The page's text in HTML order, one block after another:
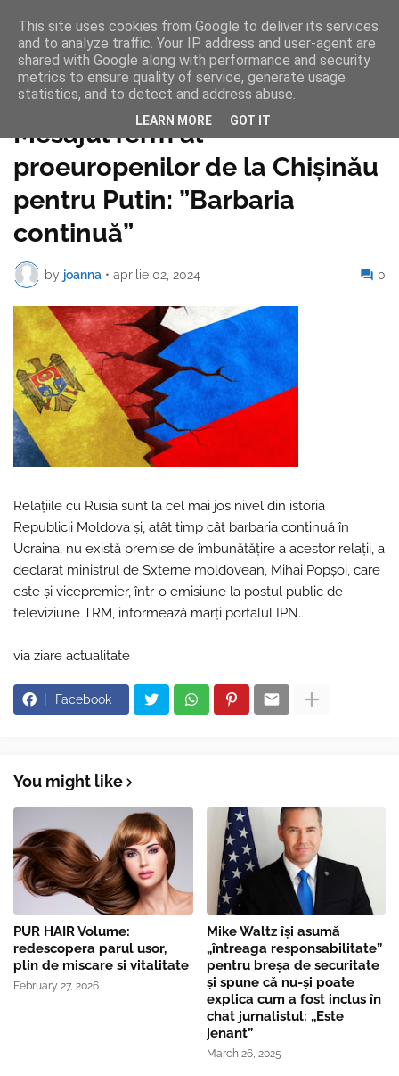
Pagina de pornire
Mesajul ferm al
proeuropenilor de la Chișinău
pentru Putin: ”Barbaria
continuă”
by joanna • aprilie 02, 2024 0
Relaţiile cu Rusia sunt la cel mai jos nivel din istoria
Republicii Moldova şi, atât timp cât barbaria continuă în
Ucraina, nu există premise de îmbunătăţire a acestor relaţii, a
declarat ministrul de Sxterne moldovean, Mihai Popşoi, care
este şi vicepremier, într-o emisiune la postul public de
televiziune TRM, informează marţi portalul IPN.
via ziare actualitate
Facebook
You might like
PUR HAIR Volume:
redescopera parul usor,
plin de miscare si vitalitate
February 27, 2026
Mike Waltz îşi asumă
„întreaga responsabilitate”
pentru breşa de securitate
și spune că nu-și poate
explica cum a fost inclus în
chat jurnalistul: „Este
jenant”
March 26, 2025
This site uses cookies from Google to deliver its services
and to analyze traffic. Your IP address and user-agent are
shared with Google along with performance and security
metrics to ensure quality of service, generate usage
statistics, and to detect and address abuse.
LEARN MORE GOT IT